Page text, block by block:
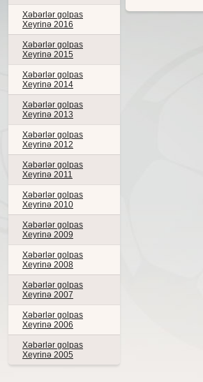
Xəbərlər golpas
Xeyrinə 2016
Xəbərlər golpas
Xeyrinə 2015
Xəbərlər golpas
Xeyrinə 2014
Xəbərlər golpas
Xeyrinə 2013
Xəbərlər golpas
Xeyrinə 2012
Xəbərlər golpas
Xeyrinə 2011
Xəbərlər golpas
Xeyrinə 2010
Xəbərlər golpas
Xeyrinə 2009
Xəbərlər golpas
Xeyrinə 2008
Xəbərlər golpas
Xeyrinə 2007
Xəbərlər golpas
Xeyrinə 2006
Xəbərlər golpas
Xeyrinə 2005